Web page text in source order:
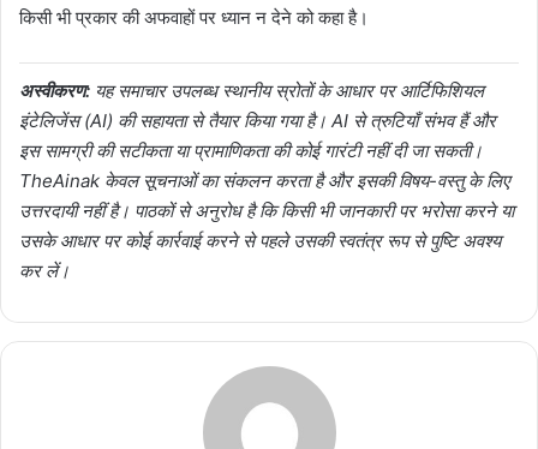
किसी भी प्रकार की अफवाहों पर ध्यान न देने को कहा है।
अस्वीकरण: यह समाचार उपलब्ध स्थानीय स्रोतों के आधार पर आर्टिफिशियल
इंटेलिजेंस (AI) की सहायता से तैयार किया गया है। AI से त्रुटियाँ संभव हैं और
इस सामग्री की सटीकता या प्रामाणिकता की कोई गारंटी नहीं दी जा सकती।
TheAinak केवल सूचनाओं का संकलन करता है और इसकी विषय-वस्तु के लिए
उत्तरदायी नहीं है। पाठकों से अनुरोध है कि किसी भी जानकारी पर भरोसा करने या
उसके आधार पर कोई कार्रवाई करने से पहले उसकी स्वतंत्र रूप से पुष्टि अवश्य
कर लें।